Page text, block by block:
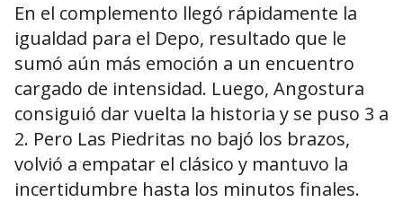
En el complemento llegó rápidamente la
igualdad para el Depo, resultado que le
sumó aún más emoción a un encuentro
cargado de intensidad. Luego, Angostura
consiguió dar vuelta la historia y se puso 3 a
2. Pero Las Piedritas no bajó los brazos,
volvió a empatar el clásico y mantuvo la
incertidumbre hasta los minutos finales.